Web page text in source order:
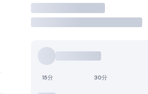
取引
15分 30分